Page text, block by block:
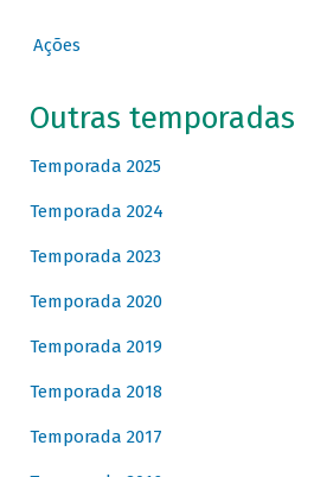
Ações
Outras temporadas
Temporada 2025
Temporada 2024
Temporada 2023
Temporada 2020
Temporada 2019
Temporada 2018
Temporada 2017